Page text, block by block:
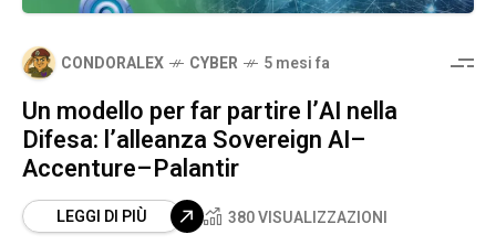
CONDORALEX CYBER 5 mesi fa
Un modello per far partire l’AI nella
Difesa: l’alleanza Sovereign AI–
Accenture–Palantir
LEGGI DI PIÙ 380 VISUALIZZAZIONI